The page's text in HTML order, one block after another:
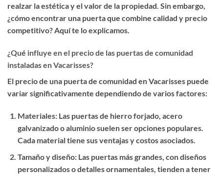
realzar la estética y el valor de la propiedad. Sin embargo,
¿cómo encontrar una puerta que combine calidad y precio
competitivo? Aquí te lo explicamos.
¿Qué influye en el precio de las puertas de comunidad
instaladas en Vacarisses?
El precio de una puerta de comunidad en Vacarisses puede
variar significativamente dependiendo de varios factores:
Materiales: Las puertas de hierro forjado, acero
galvanizado o aluminio suelen ser opciones populares.
Cada material tiene sus ventajas y costos asociados.
Tamaño y diseño: Las puertas más grandes, con diseños
personalizados o detalles ornamentales, tienden a tener